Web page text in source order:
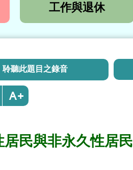
工作與退休
聆聽此題目之錄音
+
居民與非永久性居民